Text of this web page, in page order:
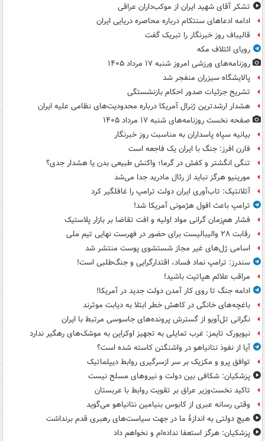
تشکر آقای شهید ایران از موکب‌داران عراقی
ادامه ادعاهای سنتکام درباره محاصره دریایی ایران
قالیباف روز خبرنگار را تبریک گفت
رویای ائتلاف مکه
روزنامه‌های ورزشی امروز ‌شنبه ۱۷ مرداد ۱۴۰۵
پالایشگاه سیزران منفجر شد
تشریح جزئیات صدور احکام بازنشستگی
هشدار ارشدترین ژنرال آمریکا درباره محدودیت‌های نظامی علیه ایران
صفحه نخست روزنامه‌های شنبه ۱۷ مرداد ۱۴۰۵
بیانیه سپاه پاسداران به مناسبت روز خبرنگار
فارن افرز: جنگ با ایران یک فاجعه است
تنگی انگشتر و کفش در گرما؛ واکنش طبیعی بدن یا هشدار جدی؟
مورینیو هرگز نباید از رئال مادرید جدا می‌شد
آتلانتیک: تاب‌آوری ایران دولت ترامپ را غافلگیر کرد
ترامپ باعث افول هژمونی آمریکا شد!
فشار هم‌زمان گرانی مواد اولیه و افت تقاضا بر بازار پلاستیک
رقابت ۲۸ والیبالیست برای حضور در فهرست نهایی تیم ملی
اسامی ژل‌های غیر مجاز شستشوی پوست منتشر شد
سندرز: ترامپ نماد فساد، اقتدارگرایی و جنگ‌طلبی است!
مراقب علائم هپاتیت باشید!
ادامه جنگ تا روی کار آمدن دولت جدید در آمریکا!
باغچه‌های خانگی در کاهش خطر ابتلا به دیابت موثرند
نگرانی تل‌آویو از گسترش پرونده‌های جاسوسی مرتبط با ایران
نیویورک تایمز: غرب تمایلی به تجهیز اوکراین به موشک‌های رهگیر ندارد
آیا از نفوذ نتانیاهو در واشنگتن کاسته شده است؟
توافق پرو و مکزیک بر سر ازسرگیری روابط دیپلماتیک
پزشکیان: شکافی بین دولت و نیروهای مسلح نیست
تاکید نخست‌وزیر عراق بر تقویت روابط با عربستان
وقتی رسانه عبری از کابوس بنیامین نتانیاهو می‌گوید
هیچ دولتی به اندازۀ ما در جهت سیاست‌های رهبری قدم برنداشت
پزشکیان: هرگز استعفا نداده‌ام و نخواهم داد